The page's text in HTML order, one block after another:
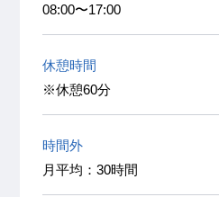
08:00〜17:00
休憩時間
※休憩60分
時間外
月平均：30時間